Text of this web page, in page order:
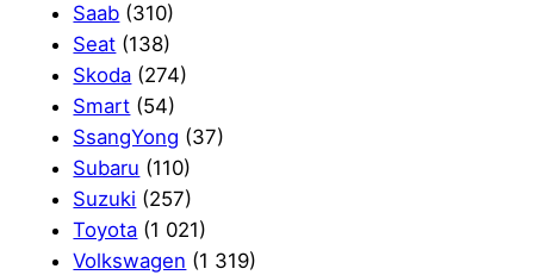
Saab (310)
Seat (138)
Skoda (274)
Smart (54)
SsangYong (37)
Subaru (110)
Suzuki (257)
Toyota (1 021)
Volkswagen (1 319)